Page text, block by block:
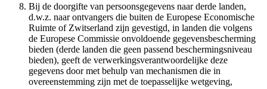
Bij de doorgifte van persoonsgegevens naar derde landen,
d.w.z. naar ontvangers die buiten de Europese Economische
Ruimte of Zwitserland zijn gevestigd, in landen die volgens
de Europese Commissie onvoldoende gegevensbescherming
bieden (derde landen die geen passend beschermingsniveau
bieden), geeft de verwerkingsverantwoordelijke deze
gegevens door met behulp van mechanismen die in
overeenstemming zijn met de toepasselijke wetgeving,